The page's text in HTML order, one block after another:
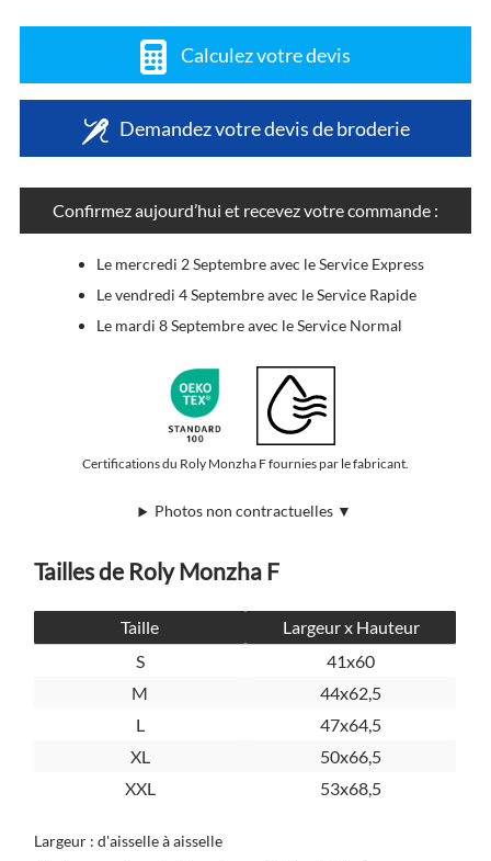
Calculez votre devis
Demandez votre devis de broderie
Confirmez aujourd’hui et recevez votre commande :
Le mercredi 2 Septembre avec le Service Express
Le vendredi 4 Septembre avec le Service Rapide
Le mardi 8 Septembre avec le Service Normal
Certifications du Roly Monzha F fournies par le fabricant.
Photos non contractuelles ▼
Tailles de Roly Monzha F
Taille
Largeur x Hauteur
S
41x60
M
44x62,5
L
47x64,5
XL
50x66,5
XXL
53x68,5
Largeur : d'aisselle à aisselle